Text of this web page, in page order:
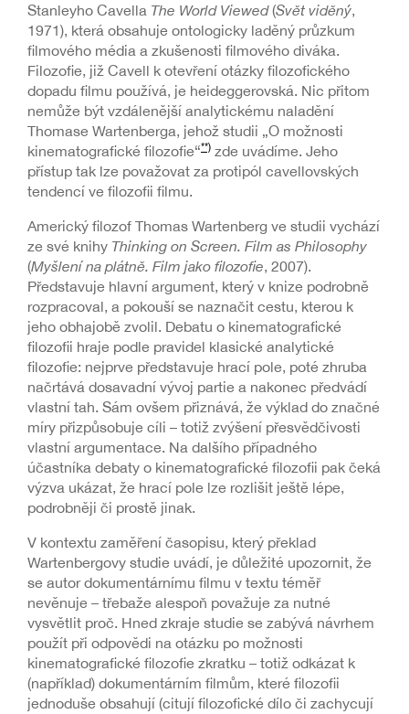
Stanleyho Cavella The World Viewed(Svět viděný,
1971), která obsahuje ontologicky laděný průzkum
filmového média a zkušenosti filmového diváka.
Filozofie, již Cavell k otevření otázky filozofického
dopadu filmu používá, je heideggerovská. Nic přitom
nemůže být vzdálenější analytickému naladění
Thomase Wartenberga, jehož studii „O možnosti
kinematografické filozofie“**) zde uvádíme. Jeho
přístup tak lze považovat za protipól cavellovských
tendencí ve filozofii filmu.
Americký filozof Thomas Wartenberg ve studii vychází
ze své knihy Thinking on Screen. Film as Philosophy
(Myšlení na plátně. Film jako filozofie, 2007).
Představuje hlavní argument, který v knize podrobně
rozpracoval, a pokouší se naznačit cestu, kterou k
jeho obhajobě zvolil. Debatu o kinematografické
filozofii hraje podle pravidel klasické analytické
filozofie: nejprve představuje hrací pole, poté zhruba
načrtává dosavadní vývoj partie a nakonec předvádí
vlastní tah. Sám ovšem přiznává, že výklad do značné
míry přizpůsobuje cíli – totiž zvýšení přesvědčivosti
vlastní argumentace. Na dalšího případného
účastníka debaty o kinematografické filozofii pak čeká
výzva ukázat, že hrací pole lze rozlišit ještě lépe,
podrobněji či prostě jinak.
V kontextu zaměření časopisu, který překlad
Wartenbergovy studie uvádí, je důležité upozornit, že
se autor dokumentárnímu filmu v textu téměř
nevěnuje – třebaže alespoň považuje za nutné
vysvětlit proč. Hned zkraje studie se zabývá návrhem
použít při odpovědi na otázku po možnosti
kinematografické filozofie zkratku – totiž odkázat k
(například) dokumentárním filmům, které filozofii
jednoduše obsahují (citují filozofické dílo či zachycují